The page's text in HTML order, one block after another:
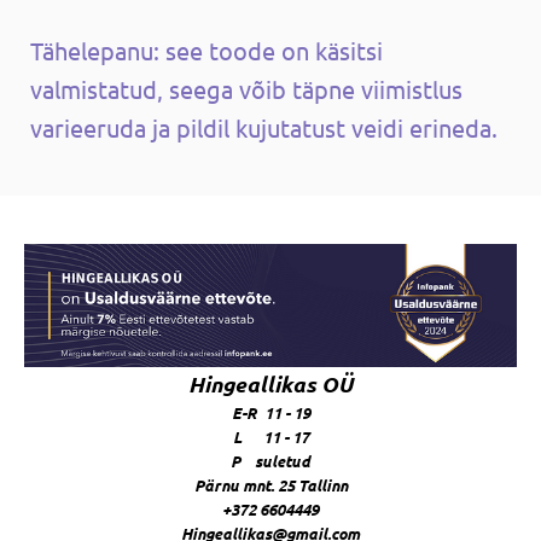
Tähelepanu: see toode on käsitsi
valmistatud, seega võib täpne viimistlus
varieeruda ja pildil kujutatust veidi erineda.
Hingeallikas OÜ
E-R 11 - 19
L 11 - 17
P suletud
Pärnu mnt. 25 Tallinn
+372 6604449
Hingeallikas@gmail.com